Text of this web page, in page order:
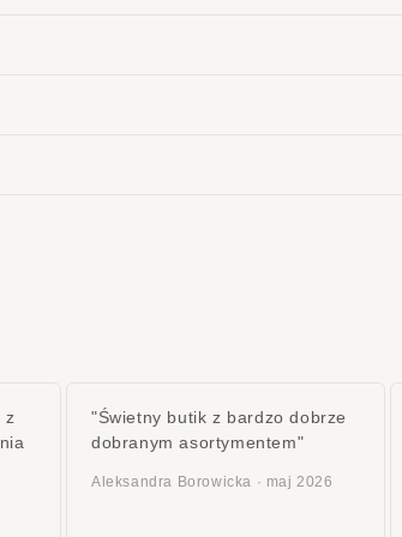
z
"Świetny butik z bardzo dobrze
dobranym asortymentem"
Aleksandra Borowicka · maj 2026